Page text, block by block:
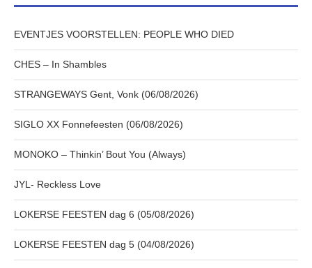
EVENTJES VOORSTELLEN: PEOPLE WHO DIED
CHES – In Shambles
STRANGEWAYS Gent, Vonk (06/08/2026)
SIGLO XX Fonnefeesten (06/08/2026)
MONOKO – Thinkin’ Bout You (Always)
JYL- Reckless Love
LOKERSE FEESTEN dag 6 (05/08/2026)
LOKERSE FEESTEN dag 5 (04/08/2026)